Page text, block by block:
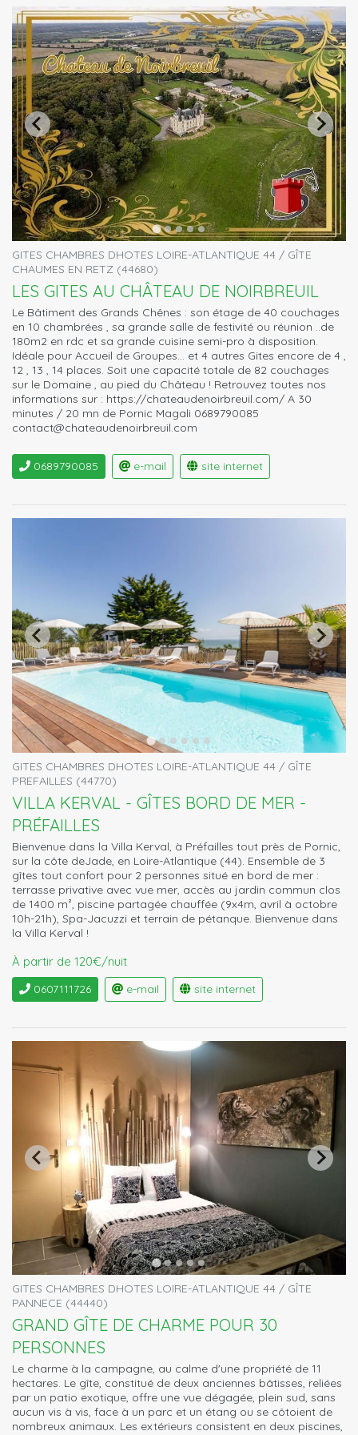
GITES CHAMBRES DHOTES LOIRE-ATLANTIQUE 44 / GÎTE
CHAUMES EN RETZ (44680)
LES GITES AU CHÂTEAU DE NOIRBREUIL
Le Bâtiment des Grands Chênes : son étage de 40 couchages
en 10 chambrées , sa grande salle de festivité ou réunion ..de
180m2 en rdc et sa grande cuisine semi-pro à disposition.
Idéale pour Accueil de Groupes... et 4 autres Gites encore de 4 ,
12 , 13 , 14 places. Soit une capacité totale de 82 couchages
sur le Domaine , au pied du Château ! Retrouvez toutes nos
informations sur : https://chateaudenoirbreuil.com/ A 30
minutes / 20 mn de Pornic Magali 0689790085
contact@chateaudenoirbreuil.com
0689790085 e-mail site internet
GITES CHAMBRES DHOTES LOIRE-ATLANTIQUE 44 / GÎTE
PREFAILLES (44770)
VILLA KERVAL - GÎTES BORD DE MER -
PRÉFAILLES
Bienvenue dans la Villa Kerval, à Préfailles tout près de Pornic,
sur la côte deJade, en Loire-Atlantique (44). Ensemble de 3
gîtes tout confort pour 2 personnes situé en bord de mer :
terrasse privative avec vue mer, accès au jardin commun clos
de 1400 m², piscine partagée chauffée (9x4m, avril à octobre
10h-21h), Spa-Jacuzzi et terrain de pétanque. Bienvenue dans
la Villa Kerval !
À partir de 120€/nuit
0607111726 e-mail site internet
GITES CHAMBRES DHOTES LOIRE-ATLANTIQUE 44 / GÎTE
PANNECE (44440)
GRAND GÎTE DE CHARME POUR 30
PERSONNES
Le charme à la campagne, au calme d'une propriété de 11
hectares. Le gîte, constitué de deux anciennes bâtisses, reliées
par un patio exotique, offre une vue dégagée, plein sud, sans
aucun vis à vis, face à un parc et un étang ou se côtoient de
nombreux animaux. Les extérieurs consistent en deux piscines,